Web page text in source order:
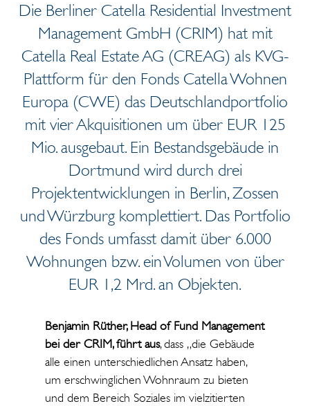
Die Berliner Catella Residential Investment
Management GmbH (CRIM) hat mit
Catella Real Estate AG (CREAG) als KVG-
Plattform für den Fonds Catella Wohnen
Europa (CWE) das Deutschlandportfolio
mit vier Akquisitionen um über EUR 125
Mio. ausgebaut. Ein Bestandsgebäude in
Dortmund wird durch drei
Projektentwicklungen in Berlin, Zossen
und Würzburg komplettiert. Das Portfolio
des Fonds umfasst damit über 6.000
Wohnungen bzw. ein Volumen von über
EUR 1,2 Mrd. an Objekten.
Benjamin Rüther, Head of Fund Management
bei der CRIM, führt aus, dass „die Gebäude
alle einen unterschiedlichen Ansatz haben,
um erschwinglichen Wohnraum zu bieten
und dem Bereich Soziales im vielzitierten